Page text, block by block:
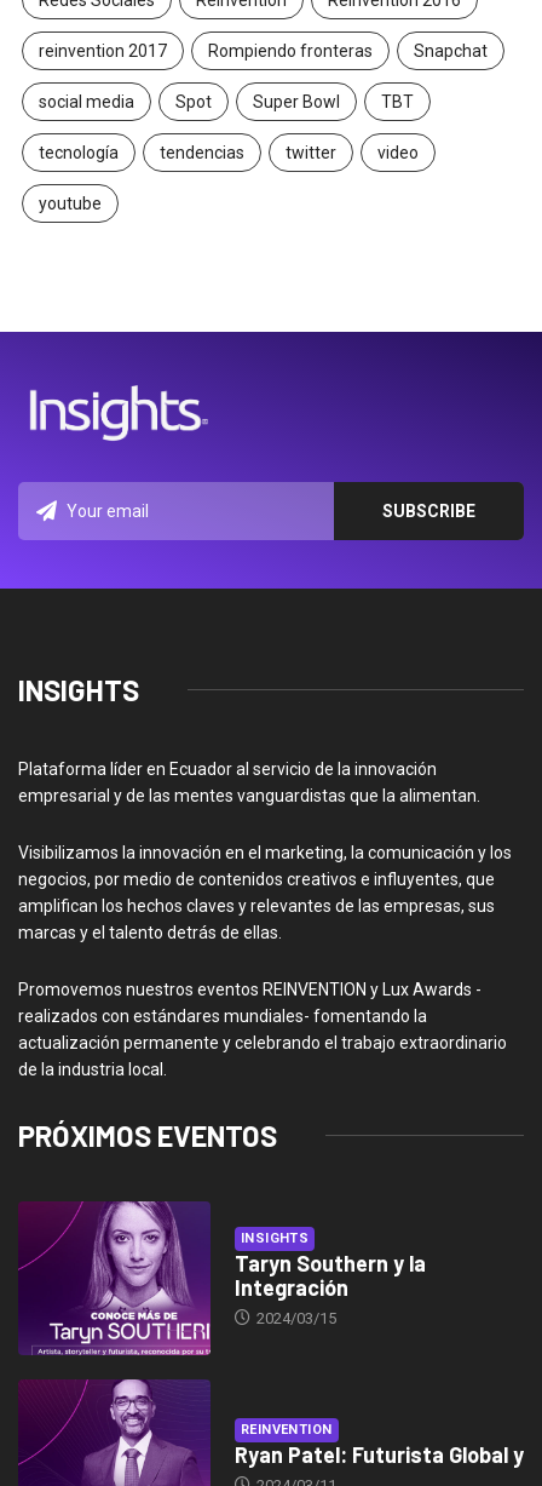
reinvention 2017 Rompiendo fronteras Snapchat
social media Spot Super Bowl TBT
tecnología tendencias twitter video
youtube
INSIGHTS
Plataforma líder en Ecuador al servicio de la innovación
empresarial y de las mentes vanguardistas que la alimentan.
Visibilizamos la innovación en el marketing, la comunicación y los
negocios, por medio de contenidos creativos e influyentes, que
amplifican los hechos claves y relevantes de las empresas, sus
marcas y el talento detrás de ellas.
Promovemos nuestros eventos REINVENTION y Lux Awards -
realizados con estándares mundiales- fomentando la
actualización permanente y celebrando el trabajo extraordinario
de la industria local.
PRÓXIMOS EVENTOS
INSIGHTS
Taryn Southern y la
Integración
2024/03/15
REINVENTION
Ryan Patel: Futurista Global y